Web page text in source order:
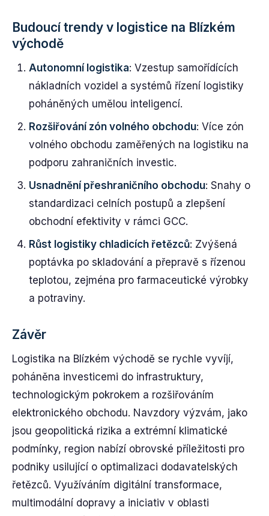
Budoucí trendy v logistice na Blízkém
východě
Autonomní logistika: Vzestup samořídících
nákladních vozidel a systémů řízení logistiky
poháněných umělou inteligencí.
Rozšiřování zón volného obchodu: Více zón
volného obchodu zaměřených na logistiku na
podporu zahraničních investic.
Usnadnění přeshraničního obchodu: Snahy o
standardizaci celních postupů a zlepšení
obchodní efektivity v rámci GCC.
Růst logistiky chladicích řetězců: Zvýšená
poptávka po skladování a přepravě s řízenou
teplotou, zejména pro farmaceutické výrobky
a potraviny.
Závěr
Logistika na Blízkém východě se rychle vyvíjí,
poháněna investicemi do infrastruktury,
technologickým pokrokem a rozšiřováním
elektronického obchodu. Navzdory výzvám, jako
jsou geopolitická rizika a extrémní klimatické
podmínky, region nabízí obrovské příležitosti pro
podniky usilující o optimalizaci dodavatelských
řetězců. Využíváním digitální transformace,
multimodální dopravy a iniciativ v oblasti